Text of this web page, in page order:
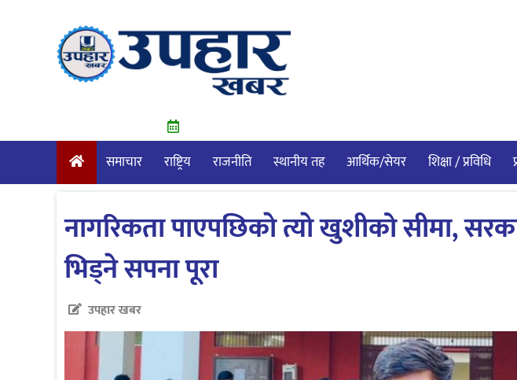
समाचार राष्ट्रिय राजनीति स्थानीय तह आर्थिक/सेयर शिक्षा / प्रविधि
नागरिकता पाएपछिकाे त्याे खुशीको सीमा,
भिड्ने सपना पूरा
उपहार खबर